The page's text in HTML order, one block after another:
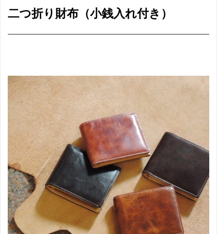
二つ折り財布（小銭入れ付き）